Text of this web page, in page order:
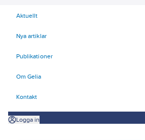
Aktuellt
Nya artiklar
Publikationer
Om Gelia
Kontakt
Logga in